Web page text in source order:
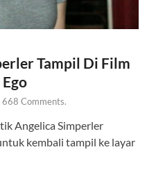
Tampil Di Film
668 Comments.
Angelica Simperler
kembali tampil ke layar